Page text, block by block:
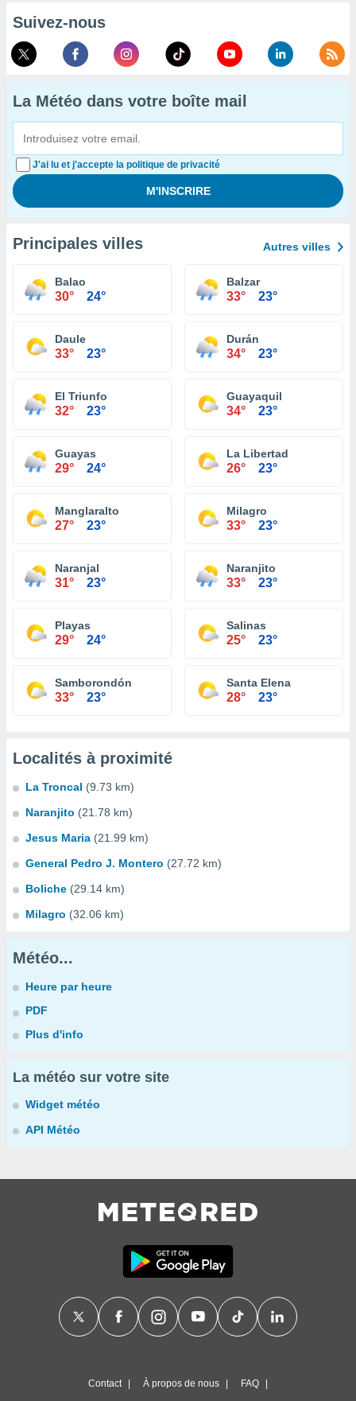
Suivez-nous
La Météo dans votre boîte mail
J'ai lu et j'accepte la politique de privacité
Principales villes Autres villes
Balao
30° 24°
Balzar
33° 23°
Daule
33° 23°
Durán
34° 23°
El Triunfo
32° 23°
Guayaquil
34° 23°
Guayas
29° 24°
La Libertad
26° 23°
Manglaralto
27° 23°
Milagro
33° 23°
Naranjal
31° 23°
Naranjito
33° 23°
Playas
29° 24°
Salinas
25° 23°
Samborondón
33° 23°
Santa Elena
28° 23°
Localités à proximité
La Troncal (9.73 km)
Naranjito (21.78 km)
Jesus Maria (21.99 km)
General Pedro J. Montero (27.72 km)
Boliche (29.14 km)
Milagro (32.06 km)
Météo...
Heure par heure
PDF
Plus d'info
La météo sur votre site
Widget météo
API Météo
Contact À propos de nous FAQ